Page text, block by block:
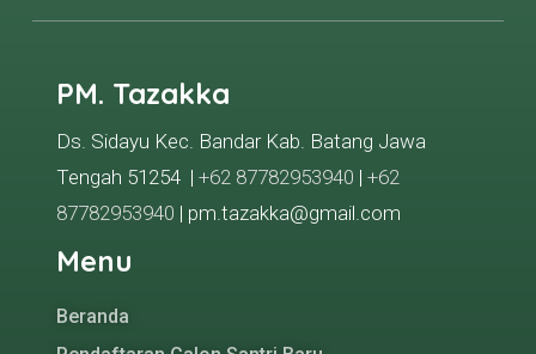
PM. Tazakka
Ds. Sidayu Kec. Bandar Kab. Batang Jawa
Tengah 51254 | +62 87782953940 | +62
87782953940 | pm.tazakka@gmail.com
Menu
Beranda